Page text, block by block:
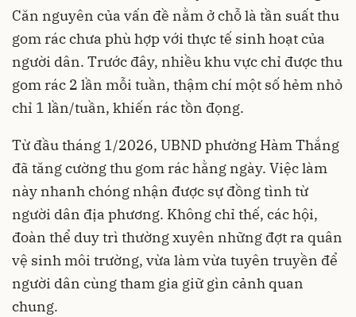
Căn nguyên của vấn đề nằm ở chỗ là tần suất thu
gom rác chưa phù hợp với thực tế sinh hoạt của
người dân. Trước đây, nhiều khu vực chỉ được thu
gom rác 2 lần mỗi tuần, thậm chí một số hẻm nhỏ
chỉ 1 lần/tuần, khiến rác tồn đọng.
Từ đầu tháng 1/2026, UBND phường Hàm Thắng
đã tăng cường thu gom rác hằng ngày. Việc làm
này nhanh chóng nhận được sự đồng tình từ
người dân địa phương. Không chỉ thế, các hội,
đoàn thể duy trì thường xuyên những đợt ra quân
vệ sinh môi trường, vừa làm vừa tuyên truyền để
người dân cùng tham gia giữ gìn cảnh quan
chung.